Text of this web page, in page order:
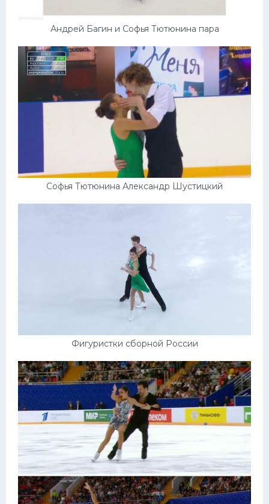
Андрей Багин и Софья Тютюнина пара
Софья Тютюнина Александр Шустицкий
Фигуристки сборной России